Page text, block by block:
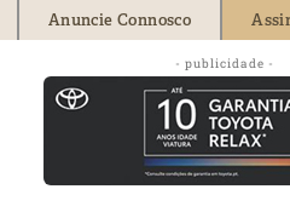
Anuncie Connosco
- publicidade -